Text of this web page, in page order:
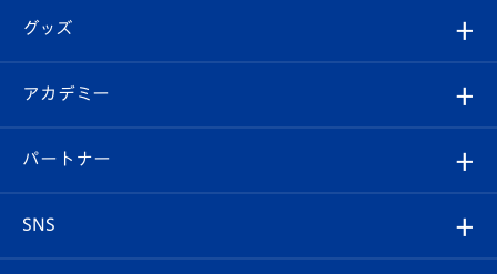
チケット
イベント
メディア
ホームタウン
スタッフプロフィール
マスコット紹介
Revive Team
ヴィヴィくんの長崎おもてなしガイド
フォトギャラリー
スタジアムグルメ
チケット
V-LOVERS（ファンクラブ）
プレイヤーズスイート
グッズ
オンラインショップ
店舗情報
アカデミー
育成からのお知らせ
U-18
パートナー
SNS